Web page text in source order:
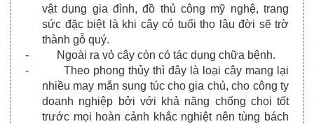
vật dụng gia đình, đồ thủ công mỹ nghệ, trang
sức đặc biệt là khi cây có tuổi thọ lâu đời sẽ trờ
thành gỗ quý.
-
Ngoài ra vỏ cây còn có tác dụng chữa bệnh.
-
Theo phong thủy thì đây là loại cây mang lại
nhiều may mắn sung túc cho gia chủ, cho công ty
doanh nghiệp bởi với khả năng chống chọi tốt
trước mọi hoàn cảnh khắc nghiệt nên tùng bách